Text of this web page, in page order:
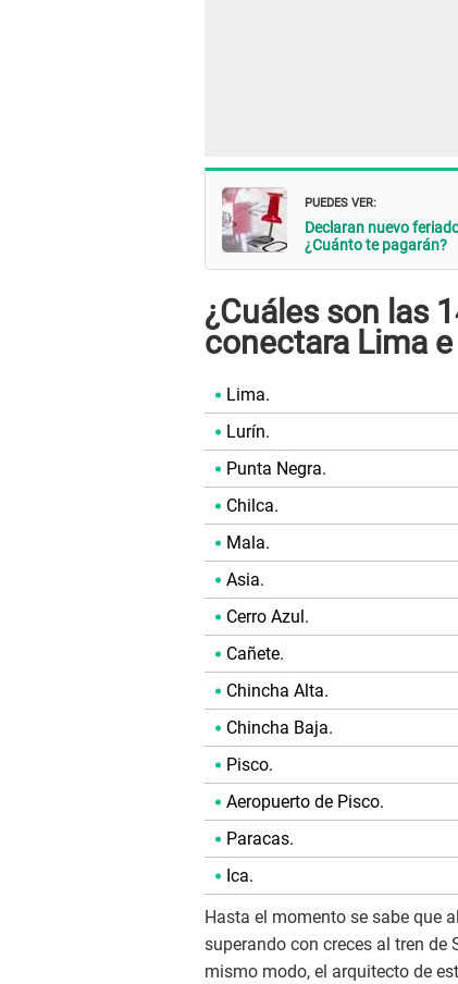
PUEDES VER:
Declaran nuevo
¿Cuánto te pagarán?
¿Cuáles son las
conectara Lima
Lima.
Lurín.
Punta Negra.
Chilca.
Mala.
Asia.
Cerro Azul.
Cañete.
Chincha Alta.
Chincha Baja.
Pisco.
Aeropuerto de Pisco.
Paracas.
Ica.
Hasta el momento se sabe que
superando con creces al tren de
mismo modo, el arquitecto de